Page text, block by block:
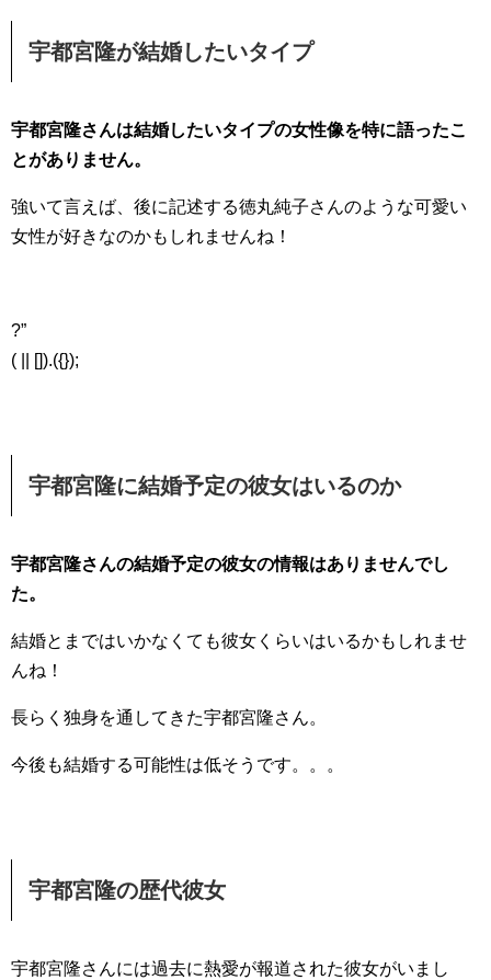
宇都宮隆が結婚したいタイプ
宇都宮隆さんは結婚したいタイプの女性像を特に語ったこ
とがありません。
強いて言えば、後に記述する徳丸純子さんのような可愛い
女性が好きなのかもしれませんね！
?”
( || []).({});
宇都宮隆に結婚予定の彼女はいるのか
宇都宮隆さんの結婚予定の彼女の情報はありませんでし
た。
結婚とまではいかなくても彼女くらいはいるかもしれませ
んね！
長らく独身を通してきた宇都宮隆さん。
今後も結婚する可能性は低そうです。。。
宇都宮隆の歴代彼女
宇都宮隆さんには過去に熱愛が報道された彼女がいまし